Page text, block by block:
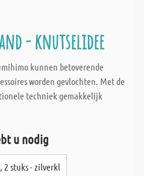
- knutselidee
kunnen betoverende
worden gevlochten. Met de
techniek gemakkelijk
u nodig
stuks - zilverkl